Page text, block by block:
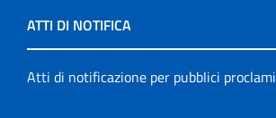
ATTI DI NOTIFICA
Atti di notificazione per pubblici proclami